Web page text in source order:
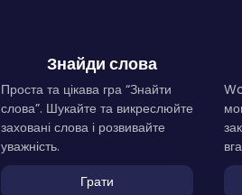
Знайди слова
Проста та цікава гра “Знайти
слова”. Шукайте та викреслюйте
заховані слова і розвивайте
уважність.
Грати